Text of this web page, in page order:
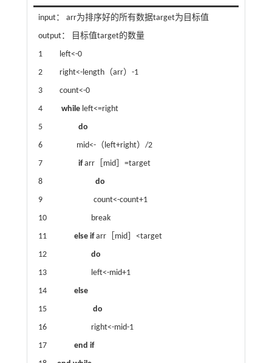
input： arr为排序好的所有数据target为目标值
output： 目标值target的数量
1 left<-0
2 right<-length（arr）-1
3 count<-0
4 whileleft<=right
5 do
6 mid<-（left+right）/2
7 ifarr［mid］=target
8 do
9 count<-count+1
10 break
11 else ifarr［mid］<target
12 do
13 left<-mid+1
14 else
15 do
16 right<-mid-1
17 end if